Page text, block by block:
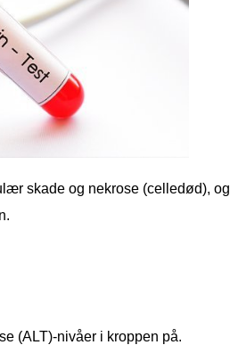
skade og nekrose (celledød), og
(ALT)-nivåer i kroppen på.